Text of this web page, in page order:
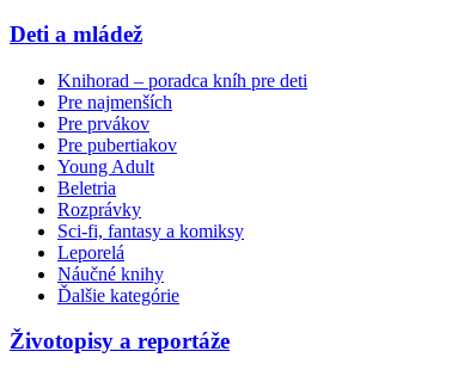
Deti a mládež
Knihorad – poradca kníh pre deti
Pre najmenších
Pre prvákov
Pre pubertiakov
Young Adult
Beletria
Rozprávky
Sci-fi, fantasy a komiksy
Leporelá
Náučné knihy
Ďalšie kategórie
Životopisy a reportáže